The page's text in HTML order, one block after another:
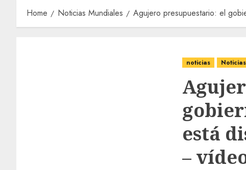
Home Noticias Mundiales Agujero presupuestario: el
noticias
está
–